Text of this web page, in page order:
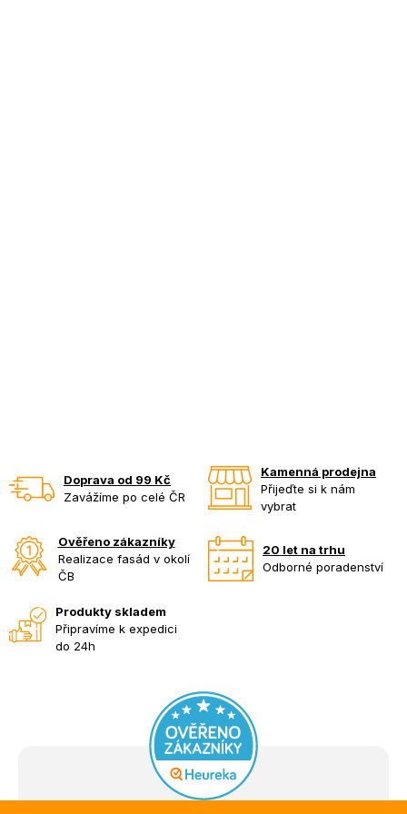
Doprava od 99 Kč
Zavážíme po celé ČR
Kamenná prodejna
Přijeďte si k nám
vybrat
Ověřeno zákazníky
Realizace fasád v okolí
ČB
20 let na trhu
Odborné poradenství
Produkty skladem
Připravíme k expedici
do 24h